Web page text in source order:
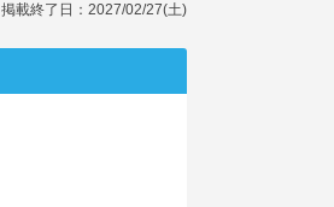
掲載終了日：2027/02/27(土)